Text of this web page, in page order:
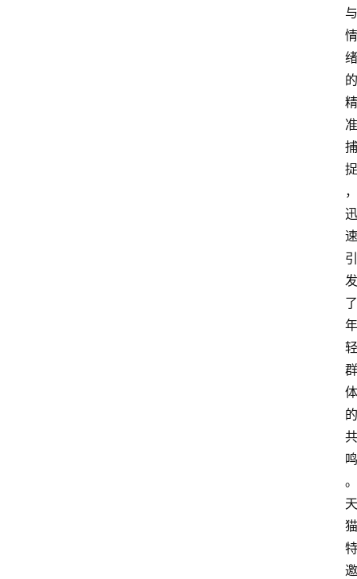
与
情
绪
的
精
准
捕
捉
，
迅
速
引
发
了
年
轻
群
体
的
共
鸣
。
天
猫
特
邀